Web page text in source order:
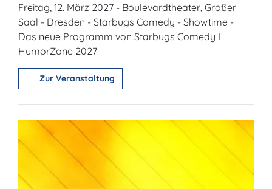
Freitag, 12. März 2027 - Boulevardtheater, Großer
Saal - Dresden - Starbugs Comedy - Showtime -
Das neue Programm von Starbugs Comedy I
HumorZone 2027
Zur Veranstaltung